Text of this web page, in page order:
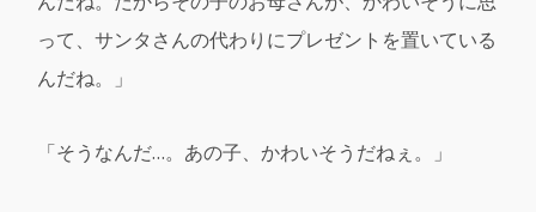
って、サンタさんの代わりにプレゼントを置いている
んだね。」
「そうなんだ…。あの子、かわいそうだねぇ。」